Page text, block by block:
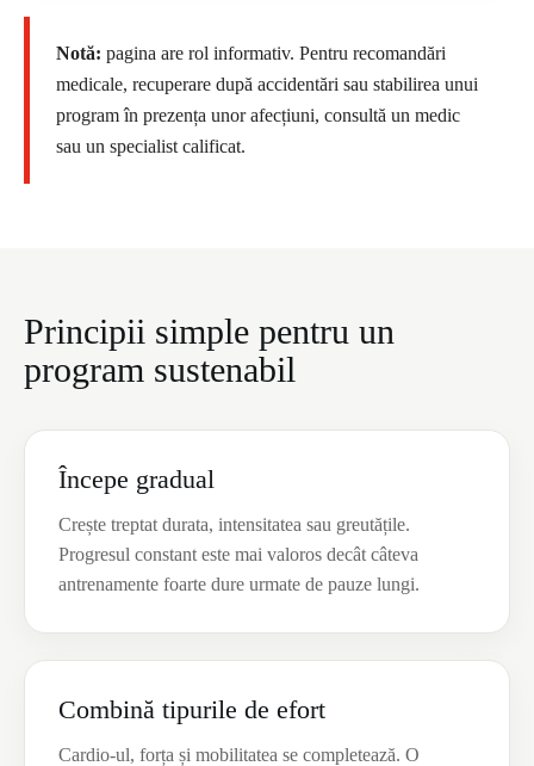
Notă: pagina are rol informativ. Pentru recomandări
medicale, recuperare după accidentări sau stabilirea unui
program în prezența unor afecțiuni, consultă un medic
sau un specialist calificat.
Principii simple pentru un
program sustenabil
Începe gradual
Crește treptat durata, intensitatea sau greutățile.
Progresul constant este mai valoros decât câteva
antrenamente foarte dure urmate de pauze lungi.
Combină tipurile de efort
Cardio-ul, forța și mobilitatea se completează. O